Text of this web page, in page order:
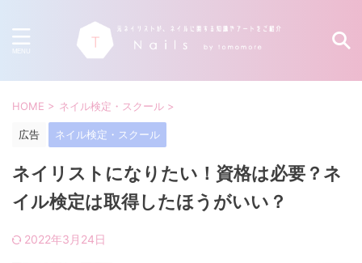
HOME > ネイル検定・スクール >
広告 ネイル検定・スクール
ネイリストになりたい！資格は必要？ネ
イル検定は取得したほうがいい？
2022年3月24日